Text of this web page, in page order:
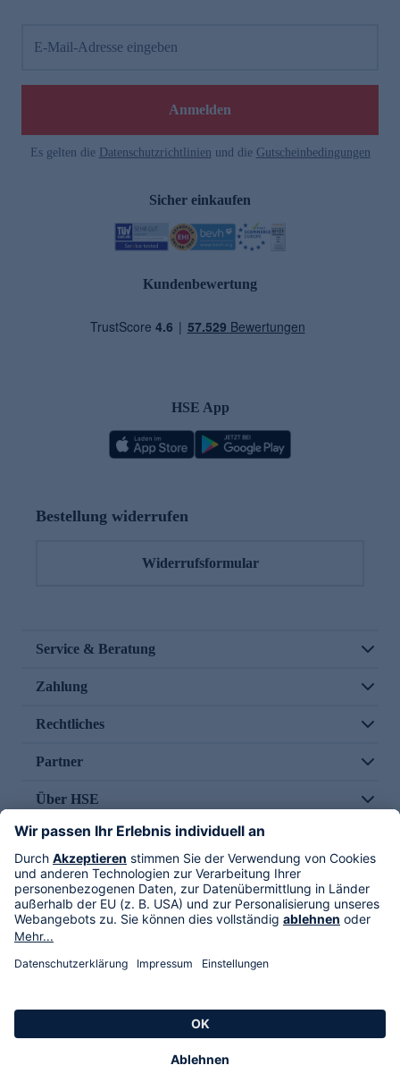
E-Mail-Adresse eingeben
Anmelden
Es gelten die Datenschutzrichtlinien und die Gutscheinbedingungen
Sicher einkaufen
Kundenbewertung
HSE App
Bestellung widerrufen
Widerrufsformular
Service & Beratung
Zahlung
Rechtliches
Partner
Über HSE
Im TV
HSE International